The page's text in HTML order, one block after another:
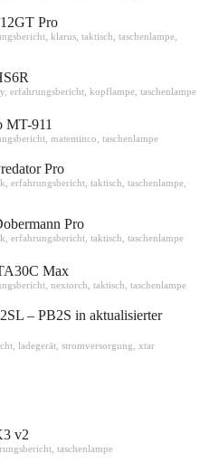
Pro
, klarus, taktisch taschenlampe,
, erfahrungsbericht, kopflampe, taschenlampe
MT-911
, mateminco taschenlampe
Pro
erfahrungsbericht, taktisch taschenlampe,
Pro
erfahrungsbericht, taktisch taschenlampe
Max
, nextorch taktisch taschenlampe
– PB2S in aktualisierter
, ladegerät, stromversorgung xtar
v2
, taschenlampe